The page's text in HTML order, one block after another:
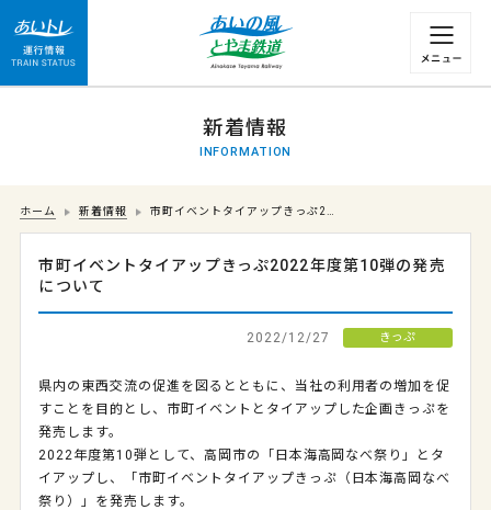
運行情報 列車の遅れ情報等についてはこちら
新着情報
INFORMATION
ホーム 新着情報 市町イベントタイアップきっぷ2…
市町イベントタイアップきっぷ2022年度第10弾の発売
について
2022/12/27 きっぷ
県内の東西交流の促進を図るとともに、当社の利用者の増加を促
すことを目的とし、市町イベントとタイアップした企画きっぷを
発売します。
2022年度第10弾として、高岡市の「日本海高岡なべ祭り」とタ
イアップし、「市町イベントタイアップきっぷ（日本海高岡なべ
祭り）」を発売します。